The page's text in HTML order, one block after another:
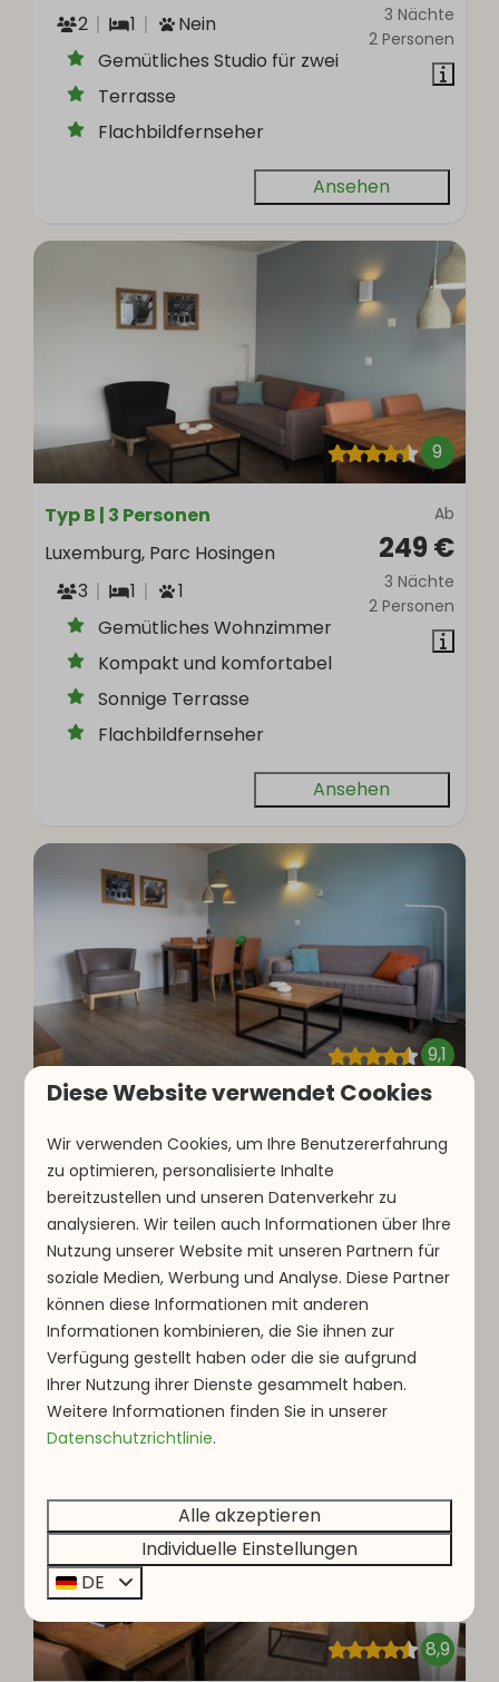
3 Nächte
2 Personen
2
1
Nein
Gemütliches Studio für zwei
Terrasse
Flachbildfernseher
Ansehen
9
Ab
249 €
3 Nächte
2 Personen
Typ B | 3 Personen
Luxemburg, Parc Hosingen
3
1
1
Gemütliches Wohnzimmer
Kompakt und komfortabel
Sonnige Terrasse
Flachbildfernseher
Ansehen
9,1
257 €
2 Personen
Luxemburg, Parc Hosingen
3
1
1
Schlafzimmer an der
Vorderseite
Sonnige Terrasse
Flachbildfernseher
Ansehen
8,9
Diese Website verwendet Cookies
Wir verwenden Cookies, um Ihre Benutzererfahrung
zu optimieren, personalisierte Inhalte
bereitzustellen und unseren Datenverkehr zu
analysieren. Wir teilen auch Informationen über Ihre
Nutzung unserer Website mit unseren Partnern für
soziale Medien, Werbung und Analyse. Diese Partner
können diese Informationen mit anderen
Informationen kombinieren, die Sie ihnen zur
Verfügung gestellt haben oder die sie aufgrund
Ihrer Nutzung ihrer Dienste gesammelt haben.
Weitere Informationen finden Sie in unserer
Datenschutzrichtlinie.
Alle akzeptieren
Individuelle Einstellungen
DE